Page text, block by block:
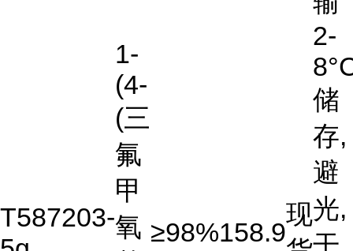
T587203-
1-
(4-
(三
氟
甲
氧 ≥98%158.9
现
2-
储
存,
避
光,
干